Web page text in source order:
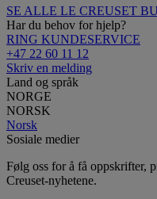
SE ALLE LE CREUSET
Har du behov for hjelp?
RING KUNDESERVICE
+47 22 60 11 12
Skriv en melding
Land og språk
NORGE
NORSK
Norsk
Sosiale medier
Følg oss for å få oppskrifter,
Creuset-nyhetene.